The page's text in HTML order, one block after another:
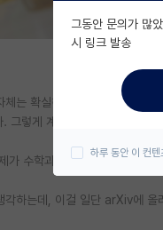
는 확실히 좋은 것 같은데, "
렇게 계속 깎다 보니까 지금
가 수학과가 아니라서 배경지
하는데, 이걸 일단 arXiv에 올
그동안 문의가 많
시 링크 발송
하루 동안 이 컨텐